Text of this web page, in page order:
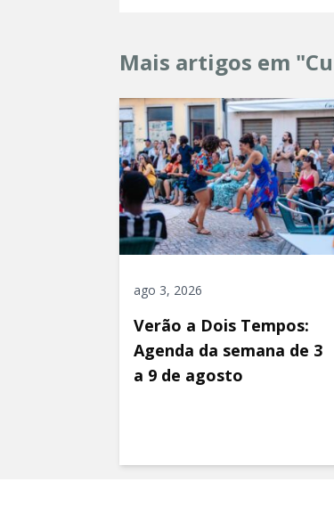
Mais artigos em
ago 3, 2026
Verão a Dois Tempos:
Agenda da semana de 3
a 9 de agosto